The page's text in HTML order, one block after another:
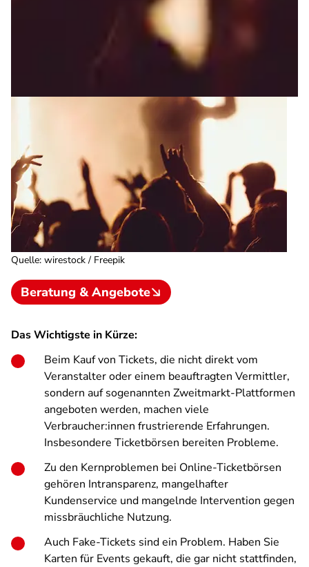
Quelle: wirestock / Freepik
Beratung & Angebote
Das Wichtigste in Kürze:
Beim Kauf von Tickets, die nicht direkt vom
Veranstalter oder einem beauftragten Vermittler,
sondern auf sogenannten Zweitmarkt-Plattformen
angeboten werden, machen viele
Verbraucher:innen frustrierende Erfahrungen.
Insbesondere Ticketbörsen bereiten Probleme.
Zu den Kernproblemen bei Online-Ticketbörsen
gehören Intransparenz, mangelhafter
Kundenservice und mangelnde Intervention gegen
missbräuchliche Nutzung.
Auch Fake-Tickets sind ein Problem. Haben Sie
Karten für Events gekauft, die gar nicht stattfinden,